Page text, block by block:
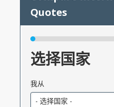
选择国家
我从